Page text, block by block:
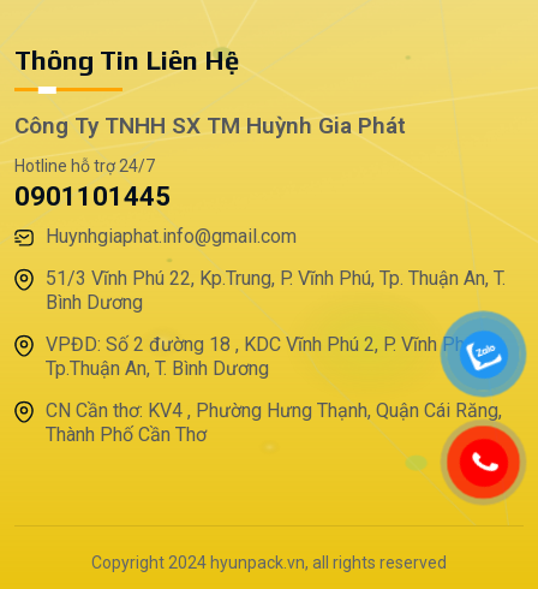
Thông Tin Liên Hệ
Công Ty TNHH SX TM Huỳnh Gia Phát
Hotline hỗ trợ 24/7
0901101445
Huynhgiaphat.info@gmail.com
51/3 Vĩnh Phú 22, Kp.Trung, P. Vĩnh Phú, Tp. Thuận An, T.
Bình Dương
VPĐD: Số 2 đường 18 , KDC Vĩnh Phú 2, P. Vĩnh Phú,
Tp.Thuận An, T. Bình Dương
CN Cần thơ: KV4 , Phường Hưng Thạnh, Quận Cái Răng,
Thành Phố Cần Thơ
Copyright 2024 hyunpack.vn, all rights reserved